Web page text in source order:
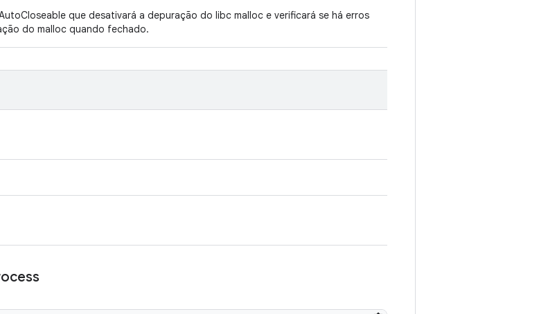
que desativará a depuração do libc malloc e verificará se há erros
do malloc quando fechado.